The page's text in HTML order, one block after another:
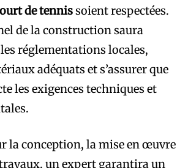
de tennissoient respectées.
de la construction saura
réglementations locales,
adéquats et s’assurer que
les exigences techniques et
la conception, la mise en œuvre
un expert garantira un